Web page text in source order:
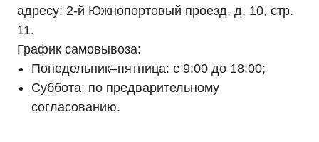
адресу: 2-й Южнопортовый проезд, д. 10, стр.
11.
График самовывоза:
Понедельник–пятница: с 9:00 до 18:00;
Суббота: по предварительному
согласованию.